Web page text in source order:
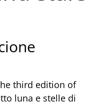
third edition of
luna e stelle di